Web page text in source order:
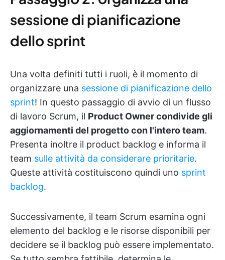
sessione di pianificazione
dello sprint
Una volta definiti tutti i ruoli, è il momento di
organizzare una sessione di pianificazione dello
sprint! In questo passaggio di avvio di un flusso
di lavoro Scrum, il Product Owner condivide gli
aggiornamenti del progetto con l'intero team.
Presenta inoltre il product backlog e informa il
team sulle attività da considerare prioritarie.
Queste attività costituiscono quindi uno sprint
backlog.
Successivamente, il team Scrum esamina ogni
elemento del backlog e le risorse disponibili per
decidere se il backlog può essere implementato.